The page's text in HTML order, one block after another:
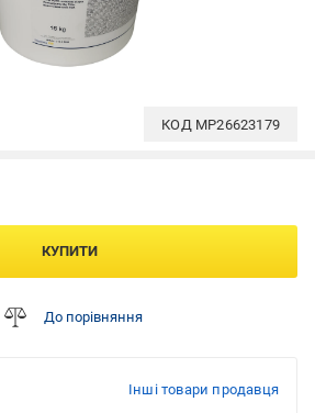
КОД MP26623179
КУПИТИ
До порівняння
Інші товари продавця